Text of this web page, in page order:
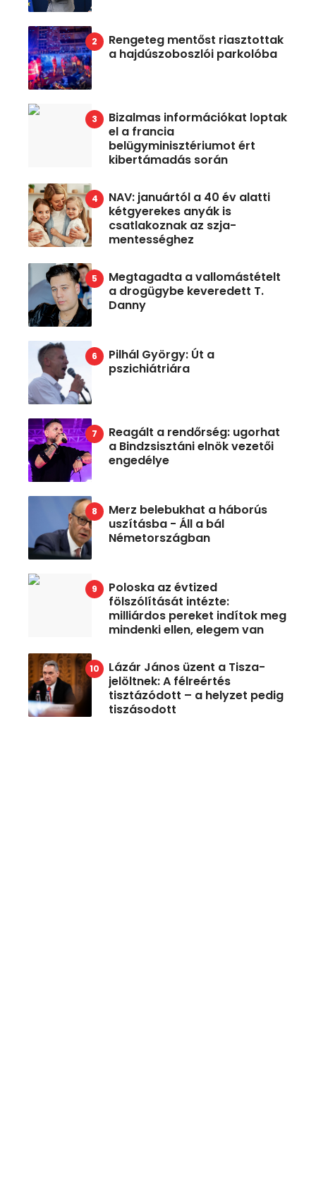
Rengeteg mentőst riasztottak
a hajdúszoboszlói parkolóba
Bizalmas információkat loptak
el a francia
belügyminisztériumot ért
kibertámadás során
NAV: januártól a 40 év alatti
kétgyerekes anyák is
csatlakoznak az szja-
mentességhez
Megtagadta a vallomástételt
a drogügybe keveredett T.
Danny
Pilhál György: Út a
pszichiátriára
Reagált a rendőrség: ugorhat
a Bindzsisztáni elnök vezetői
engedélye
Merz belebukhat a háborús
uszításba - Áll a bál
Németországban
Poloska az évtized
fölszólítását intézte:
milliárdos pereket indítok meg
mindenki ellen, elegem van
Lázár János üzent a Tisza-
jelöltnek: A félreértés
tisztázódott – a helyzet pedig
tiszásodott